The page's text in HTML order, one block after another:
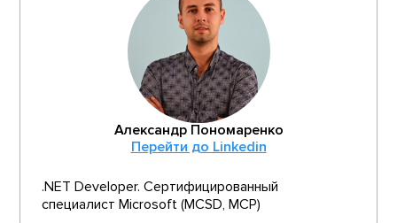
Александр Пономаренко
Перейти до Linkedin
.NET Developer. Сертифицированный
специалист Microsoft (MCSD, MCP)